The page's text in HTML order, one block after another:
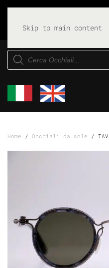
Skip to main content
Products
search
Home / Occhiali da sole /